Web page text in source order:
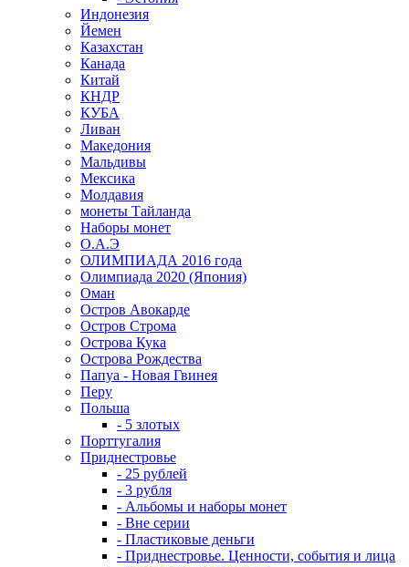
Индонезия
Йемен
Казахстан
Канада
Китай
КНДР
КУБА
Ливан
Македония
Мальдивы
Мексика
Молдавия
монеты Тайланда
Наборы монет
О.А.Э
ОЛИМПИАДА 2016 года
Олимпиада 2020 (Япония)
Оман
Остров Авокарде
Остров Строма
Острова Кука
Острова Рождества
Папуа - Новая Гвинея
Перу
Польша
- 5 злотых
Порттугалия
Приднестровье
- 25 рублей
- 3 рубля
- Альбомы и наборы монет
- Вне серии
- Пластиковые деньги
- Приднестровье. Ценности, события и лица